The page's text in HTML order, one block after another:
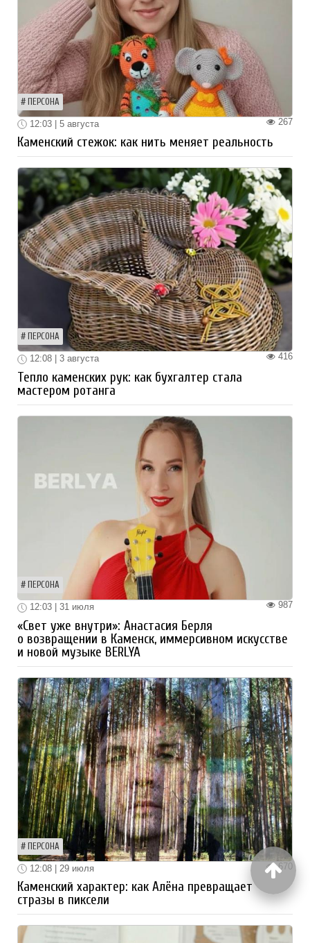
ПЕРСОНА
267
12:03 | 5 августа
Каменский стежок: как нить меняет реальность
ПЕРСОНА
416
12:08 | 3 августа
Тепло каменских рук: как бухгалтер стала
мастером ротанга
ПЕРСОНА
987
12:03 | 31 июля
«Свет уже внутри»: Анастасия Берля
о возвращении в Каменск, иммерсивном искусстве
и новой музыке BERLYA
ПЕРСОНА
670
12:08 | 29 июля
Каменский характер: как Алёна превращает
стразы в пиксели